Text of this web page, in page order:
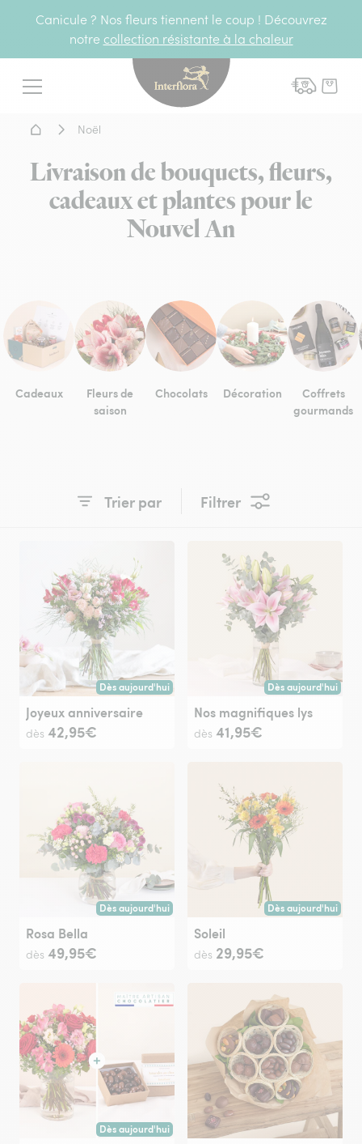
Canicule ? Nos fleurs tiennent le coup ! Découvrez
notre collection résistante à la chaleur
Menu
Interflora - livraison
Accueil - Livraison fleurs
Noël
Livraison de bouquets, fleurs,
cadeaux et plantes pour le
Nouvel An
Cadeaux
Fleurs de
saison
Chocolats Décoration
Coffrets
gourmands
Trier par Filtrer
Dès aujourd'hui
Livraison dès aujourd'hui (pour toute commande passée
Joyeux anniversaire
dès 42,95€
Dès aujourd'hui
Livraison dès
Nos magnifiques lys
dès 41,95€
Dès aujourd'hui
Livraison dès aujourd'hui (pour toute commande passée
Rosa Bella
dès 49,95€
Dès aujourd'hui
Livraison dès
Soleil
dès 29,95€
Dès aujourd'hui
Livraison dès aujourd'hui (pour toute commande passée